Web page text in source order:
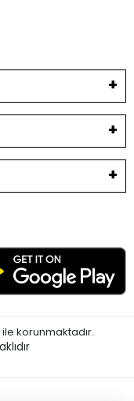
ile korunmaktadır.